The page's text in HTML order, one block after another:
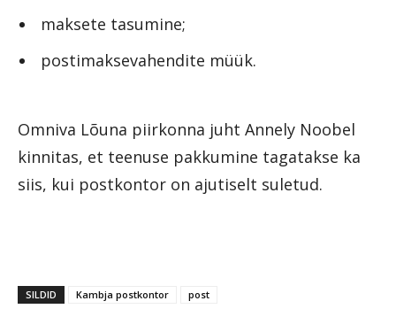
maksete tasumine;
postimaksevahendite müük.
Omniva Lõuna piirkonna juht Annely Noobel
kinnitas, et teenuse pakkumine tagatakse ka
siis, kui postkontor on ajutiselt suletud.
SILDID Kambja postkontor post